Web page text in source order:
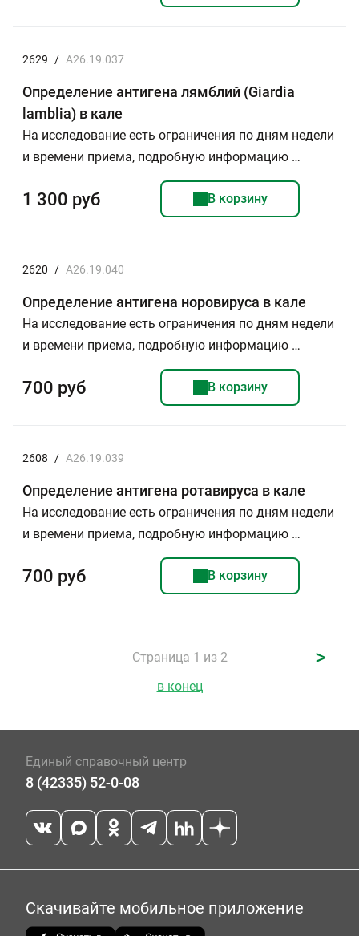
2629 / A26.19.037
Определение антигена лямблий (Giardia
lamblia) в кале
На исследование есть ограничения по дням недели
и времени приема, подробную информацию …
1 300 руб В корзину
2620 / A26.19.040
Определение антигена норовируса в кале
На исследование есть ограничения по дням недели
и времени приема, подробную информацию …
700 руб В корзину
2608 / A26.19.039
Определение антигена ротавируса в кале
На исследование есть ограничения по дням недели
и времени приема, подробную информацию …
700 руб В корзину
Страница 1 из 2 >
в конец
Единый справочный центр
8 (42335) 52-0-08
Скачивайте мобильное приложение